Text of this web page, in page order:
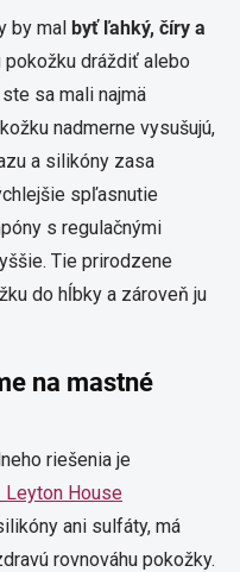
by mal byť ľahký, číry a
pokožku dráždiť alebo
sa mali najmä
nadmerne vysušujú,
a silikóny zasa
spľasnutie
s regulačnými
Tie prirodzene
do hĺbky a zároveň ju
na mastné
riešenia je
Leyton House
ani sulfáty, má
rovnováhu pokožky.